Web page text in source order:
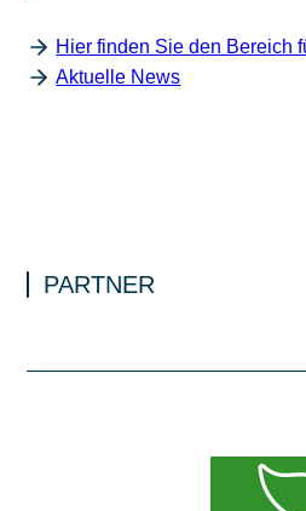
Hier finden Sie den Bereich
Aktuelle News
PARTNER